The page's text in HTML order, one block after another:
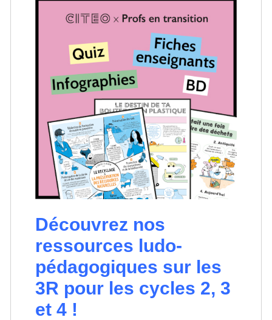
Découvrez nos
ressources ludo-
pédagogiques sur les
3R pour les cycles 2, 3
et 4 !